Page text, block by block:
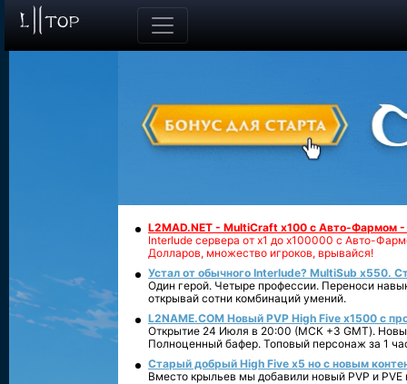
L2MAD.NET - MultiCraft x100 с Авто-Фармом
Interlude сервера от х1 до х100000 с Авто-
Долларов, множество игроков, врывайся!
Устал от обычного Interlude? MultiSub x550.
Один герой. Четыре профессии. Переноси
открывай сотни комбинаций умений.
L2NAME.COM Новый PVP High Five x1500 с
Открытие 24 Июля в 20:00 (МСК +3 GMT).
Полноценный бафер. Топовый персонаж за 1
Старый добрый High Five x5 но с новым
Вместо крыльев мы добавили новый PVP и PVE